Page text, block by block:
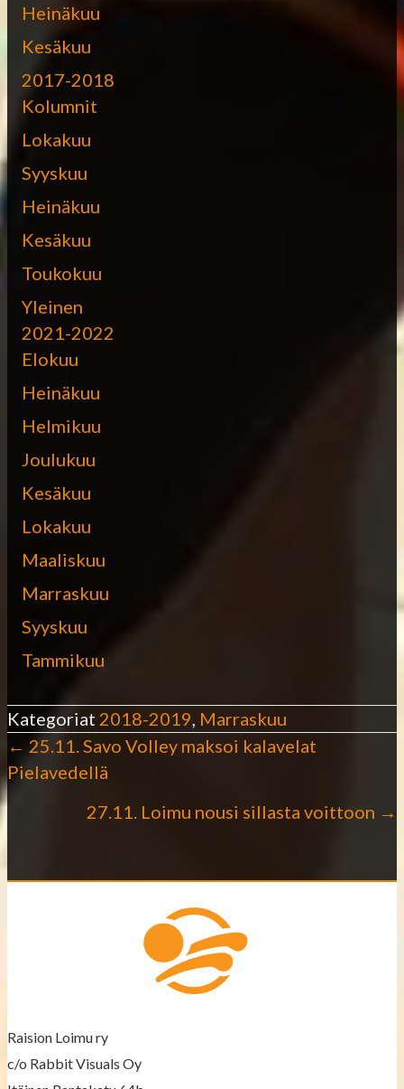
Heinäkuu
Kesäkuu
2017-2018
Kolumnit
Lokakuu
Syyskuu
Heinäkuu
Kesäkuu
Toukokuu
Yleinen
2021-2022
Elokuu
Heinäkuu
Helmikuu
Joulukuu
Kesäkuu
Lokakuu
Maaliskuu
Marraskuu
Syyskuu
Tammikuu
Kategoriat 2018-2019 Marraskuu
P
t
v
i
← 25.11. Savo Volley maksoi kalavelat
Pielavedellä
27.11. Loimu nousi sillasta voittoon →
Raision Loimu ry
c/o Rabbit Visuals Oy